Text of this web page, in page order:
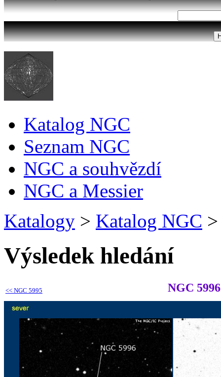
Katalog NGC
Seznam NGC
NGC a souhvězdí
NGC a Messier
Katalogy > Katalog NGC >
Výsledek hledání
<< NGC 5995 NGC 5996